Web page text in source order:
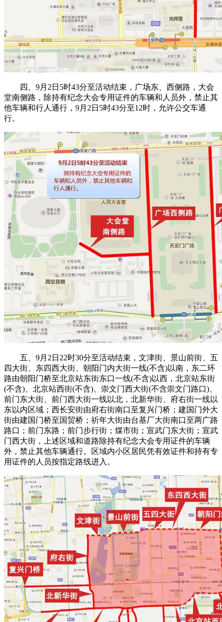
四、9月2日5时43分至活动结束，广场东、西侧路，大会
堂南侧路，除持有纪念大会专用证件的车辆和人员外，禁止其
他车辆和行人通行，9月2日5时43分至12时，允许公交车通
行。
五、9月2日22时30分至活动结束，文津街、景山前街、五
四大街、东四西大街、朝阳门内大街一线(不含)以南，东二环
路由朝阳门桥至北京站东街东口一线(不含)以西，北京站东街
(不含)、北京站西街(不含)、崇文门西大街(不含崇文门路口)、
前门东大街、前门西大街一线以北，北新华街、府右街一线以
东以内区域；西长安街由府右街南口至复兴门桥；建国门外大
街由建国门桥至国贸桥；祈年大街由台基厂大街南口至两广路
路口；前门东路；前门步行街；煤市街；宣武门东大街；宣武
门西大街，上述区域和道路除持有纪念大会专用证件的车辆
外，禁止其他车辆通行。区域内小区居民凭有效证件和持有专
用证件的人员按指定路线进入。